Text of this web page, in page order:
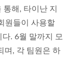
해, 타이난 지
원들이 사용할
. 6월 말까지 모
며, 각 팀원은 하